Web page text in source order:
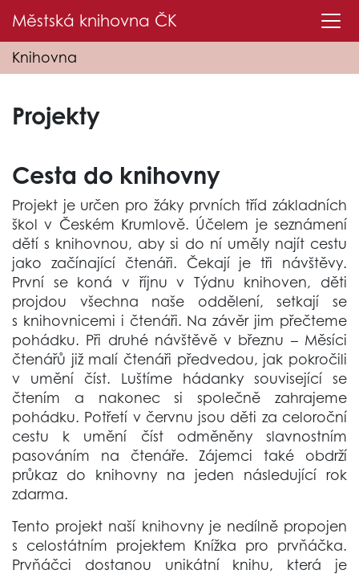
Městská knihovna ČK
Knihovna
Projekty
Cesta do knihovny
Projekt je určen pro žáky prvních tříd základních
škol v Českém Krumlově. Účelem je seznámení
dětí s knihovnou, aby si do ní uměly najít cestu
jako začínající čtenáři. Čekají je tři návštěvy.
První se koná v říjnu v Týdnu knihoven, děti
projdou všechna naše oddělení, setkají se
s knihovnicemi i čtenáři. Na závěr jim přečteme
pohádku. Při druhé návštěvě v březnu – Měsíci
čtenářů již malí čtenáři předvedou, jak pokročili
v umění číst. Luštíme hádanky související se
čtením a nakonec si společně zahrajeme
pohádku. Potřetí v červnu jsou děti za celoroční
cestu k umění číst odměněny slavnostním
pasováním na čtenáře. Zájemci také obdrží
průkaz do knihovny na jeden následující rok
zdarma.
Tento projekt naší knihovny je nedílně propojen
s celostátním projektem Knížka pro prvňáčka.
Prvňáčci dostanou unikátní knihu, která je